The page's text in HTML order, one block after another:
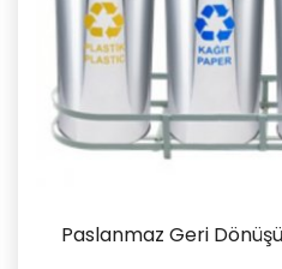
Paslanmaz Geri